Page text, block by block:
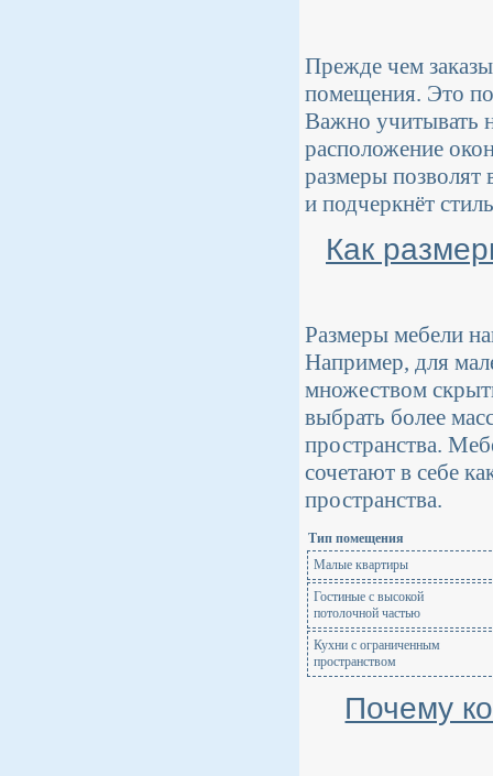
Прежде чем
помещения. Это
Важно учитывать
расположение
размеры позволят
и подчеркнёт
Как
Размеры мебели
Например, для
множеством
выбрать более
пространства.
сочетают в себе
пространства.
Тип помещения
Малые квартиры
Гостиные с высокой
потолочной частью
Кухни с ограниченным
пространством
Почему